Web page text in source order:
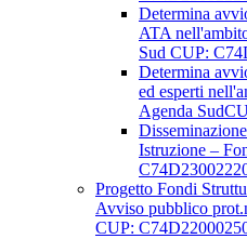
Determina
ATA
Sud CUP:
Determina
ed esperti
Agenda
Istruzione –
Progetto Fondi
Avviso pubblico
CUP: